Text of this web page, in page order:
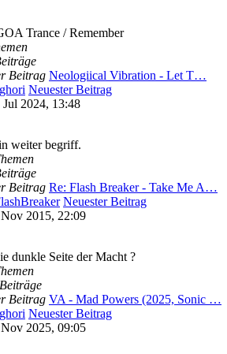
Trance / Remember
Beitrag Neologiical Vibration - Let T…
Neuester Beitrag
2024, 13:48
weiter begriff.
Beitrag Re: Flash Breaker - Take Me A…
Neuester Beitrag
2015, 22:09
dunkle Seite der Macht ?
Beiträge
Beitrag VA - Mad Powers (2025, Sonic …
Neuester Beitrag
2025, 09:05